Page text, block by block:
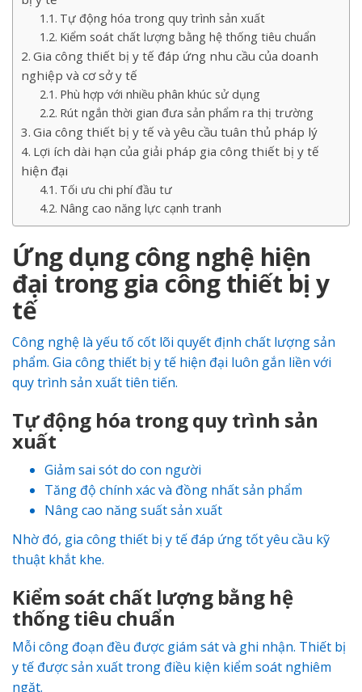
Tự động hóa trong quy trình sản xuất
Kiểm soát chất lượng bằng hệ thống tiêu chuẩn
Gia công thiết bị y tế đáp ứng nhu cầu của doanh
nghiệp và cơ sở y tế
Phù hợp với nhiều phân khúc sử dụng
Rút ngắn thời gian đưa sản phẩm ra thị trường
Gia công thiết bị y tế và yêu cầu tuân thủ pháp lý
Lợi ích dài hạn của giải pháp gia công thiết bị y tế
hiện đại
Tối ưu chi phí đầu tư
Nâng cao năng lực cạnh tranh
Ứng dụng công nghệ hiện
đại trong gia công thiết bị y
tế
Công nghệ là yếu tố cốt lõi quyết định chất lượng sản
phẩm. Gia công thiết bị y tế hiện đại luôn gắn liền với
quy trình sản xuất tiên tiến.
Tự động hóa trong quy trình sản
xuất
Giảm sai sót do con người
Tăng độ chính xác và đồng nhất sản phẩm
Nâng cao năng suất sản xuất
Nhờ đó, gia công thiết bị y tế đáp ứng tốt yêu cầu kỹ
thuật khắt khe.
Kiểm soát chất lượng bằng hệ
thống tiêu chuẩn
Mỗi công đoạn đều được giám sát và ghi nhận. Thiết bị
y tế được sản xuất trong điều kiện kiểm soát nghiêm
ngặt.